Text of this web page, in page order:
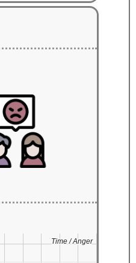
Time / Anger
Time / Anger